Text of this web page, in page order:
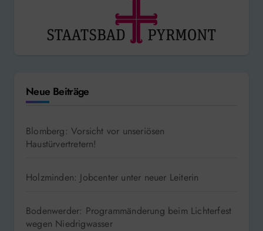
Neue Beiträge
Blomberg: Vorsicht vor unseriösen
Haustürvertretern!
Holzminden: Jobcenter unter neuer Leiterin
Bodenwerder: Programmänderung beim Lichterfest
wegen Niedrigwasser